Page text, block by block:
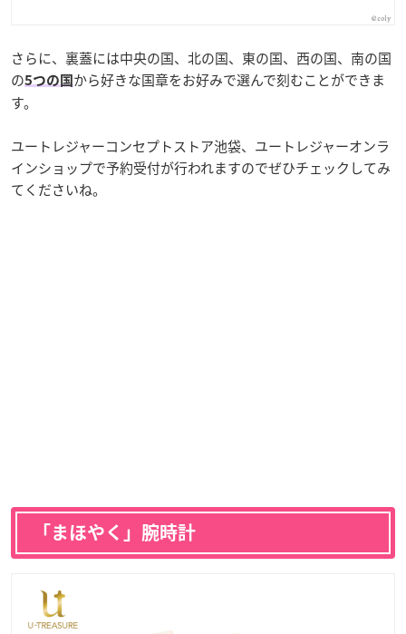
さらに、裏蓋には中央の国、北の国、東の国、西の国、南の国
の5つの国 から好きな国章をお好みで選んで刻むことができま
す。
ユートレジャーコンセプトストア池袋、ユートレジャーオンラ
インショップで予約受付が行われますのでぜひチェックしてみ
てくださいね。
「まほやく」腕時計